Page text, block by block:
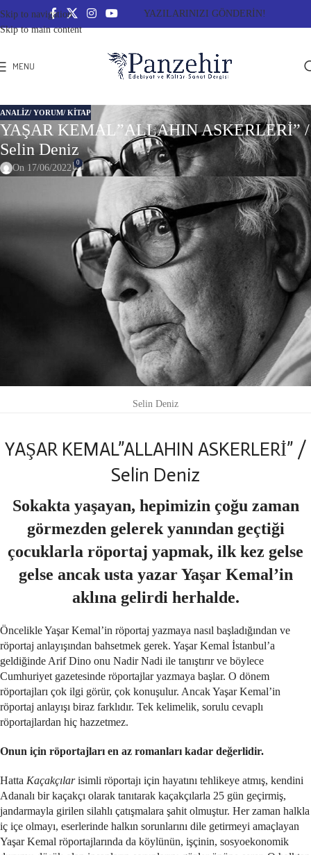
Skip to navigation
Skip to main content
YAZILARINIZI GÖNDERİN!
MENU
ANALIZ/ YORUM/ KITAP
YAŞAR KEMAL”ALLAHIN ASKERLERİ” /
Selin Deniz
On 17/06/2022 0
Selin Deniz
YAŞAR KEMAL”ALLAHIN ASKERLERİ” /
Selin Deniz
Sokakta yaşayan, hepimizin çoğu zaman
görmezden gelerek yanından geçtiği
çocuklarla röportaj yapmak, ilk kez gelse
gelse ancak usta yazar Yaşar Kemal’in
aklına gelirdi herhalde.
Öncelikle Yaşar Kemal’in röportaj yazmaya nasıl başladığından ve
röportaj anlayışından bahsetmek gerek. Yaşar Kemal İstanbul’a
geldiğinde Arif Dino onu Nadir Nadi ile tanıştırır ve böylece
Cumhuriyet gazetesinde röportajlar yazmaya başlar. O dönem
röportajları çok ilgi görür, çok konuşulur. Ancak Yaşar Kemal’in
röportaj anlayışı biraz farklıdır. Tek kelimelik, sorulu cevaplı
röportajlardan hiç hazzetmez.
Onun için röportajları en az romanları kadar değerlidir.
Hatta Kaçakçılarisimli röportajı için hayatını tehlikeye atmış, kendini
Adanalı bir kaçakçı olarak tanıtarak kaçakçılarla 25 gün geçirmiş,
jandarmayla girilen silahlı çatışmalara şahit olmuştur. Her zaman halkla
iç içe olmayı, eserlerinde halkın sorunlarını dile getirmeyi amaçlayan
Yaşar Kemal röportajlarında da köylünün, işçinin, sosyoekonomik